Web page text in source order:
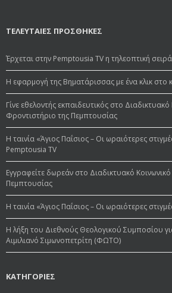
ΤΕΛΕΥΤΑΙΕΣ ΠΡΟΣΘΗΚΕΣ
Έρχεται στην Pemptousia TV η τηλεοπτική σειρά
Η εφαρμογή της Βηματάρισσας με ένα κλικ στο
Γίνε εθελοντής εκπαιδευτικός στο Διαδικτυακό
Φροντιστήριο της Πεμπτουσίας
Η ταινία «Άγιος Παΐσιος – Οι ωραιότερες
Pemptousia TV
Εγγραφείτε δωρεάν στο Διαδικτυακό
Πεμπτουσίας
Η ταινία «Άγιος Παΐσιος – Οι ωραιότερες
Η λήξη του Διεθνούς Θεολογικού Συμποσίου
Αιμιλιανό Σιμωνοπετρίτη (ΦΩΤΟ)
ΚΑΤΗΓΟΡΙΕΣ